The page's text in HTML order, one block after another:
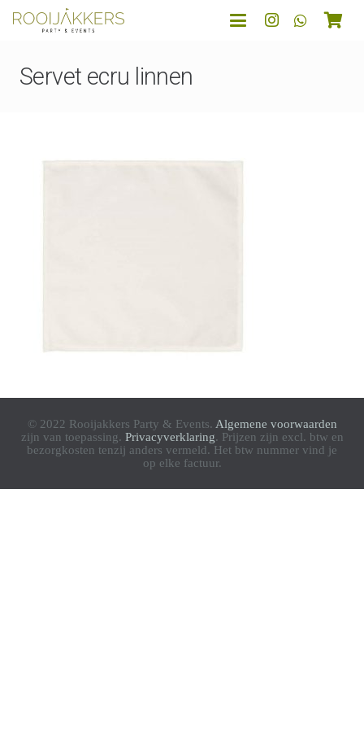
Servet ecru linnen
© 2022 Rooijakkers Party & Events. Algemene voorwaarden
zijn van toepassing. Privacyverklaring. Prijzen zijn excl. btw en
bezorgkosten tenzij anders vermeld. Het btw nummer vind je
op elke factuur.